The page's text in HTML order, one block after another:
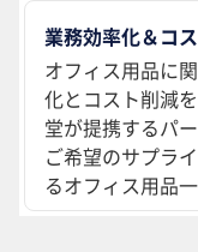
業務効率化＆コ
オフィス用品に
化とコスト削減
堂が提携するパ
ご希望のサプラ
るオフィス用品